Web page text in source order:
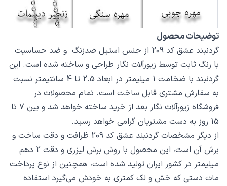
توضیحات محصول
گردنبند عشق کد 209 از جنس استیل ضدزنگ و ضد حساسیت
با رنگ ثابت توسط زیورآلات نگار طراحی و ساخته شده است. این
گردنبند با ضخامت 1 میلیمتر در ابعاد 2.5 تا 4 سانتیمتر نسبت
به سفارش مشتری قابل ساخت است. تمام محصولات در
فروشگاه زیورآلات نگار بعد از خرید ساخته خواهد شد و بین 7 تا
15 روز به دست مشتریان گرامی خواهد رسید.
از دیگر مشخصات گردنبند عشق کد 209 ظرافت و دقت ساخت و
برش آن است، این محصول با روش برش لیزری و دقت 2 دهم
میلیمتر در کشور ایران تولید شده است، همچنین از نوع پرداخت
مات دستی که خش و لک کمتری به خودش می‌گیرد استفاده